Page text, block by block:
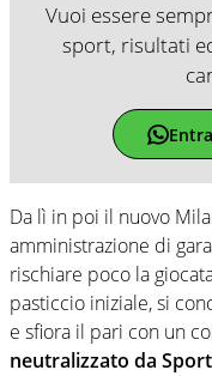
Vuoi essere
sport, risultati
Da lì in poi il nuovo
amministrazione di
rischiare poco la
pasticcio iniziale, si
e sfiora il pari con un
neutralizzato da